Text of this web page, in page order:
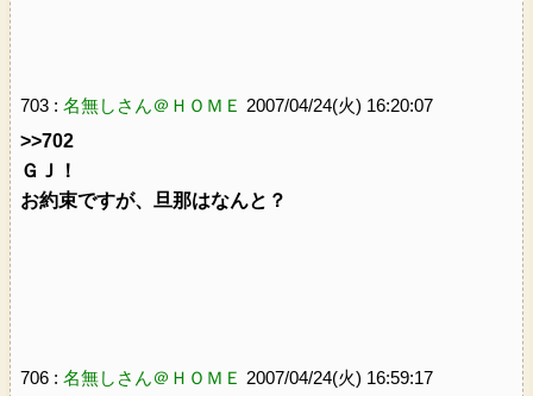
703 : 名無しさん＠ＨＯＭＥ 2007/04/24(火) 16:20:07
>>702
ＧＪ！
お約束ですが、旦那はなんと？
706 : 名無しさん＠ＨＯＭＥ 2007/04/24(火) 16:59:17